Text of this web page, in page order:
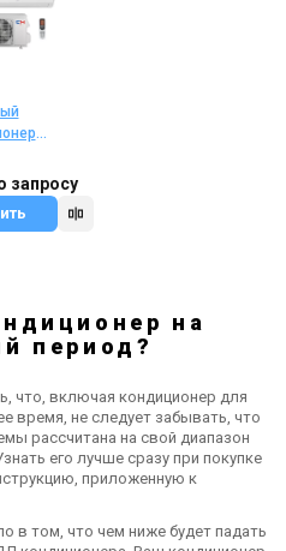
CH-
запросу
на
период?
что, включая кондиционер для
время, не следует забывать, что
рассчитана на свой диапазон
его лучше сразу при покупке
приложенную к
в том, что чем ниже будет падать